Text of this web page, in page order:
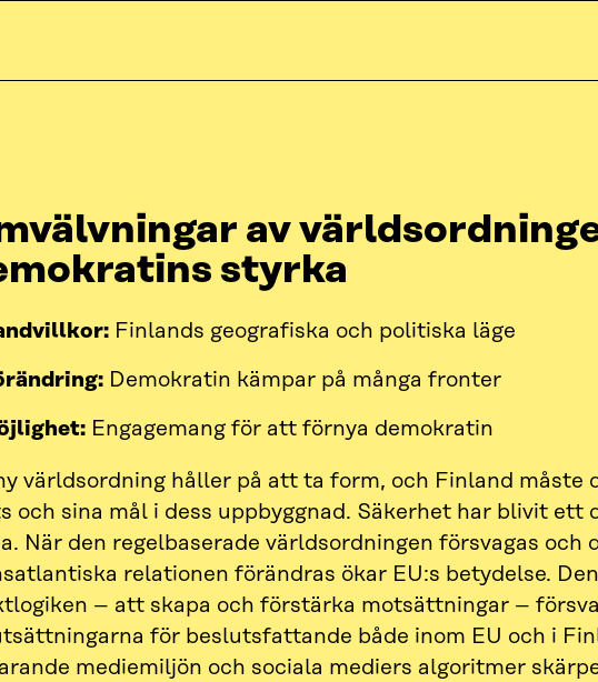
av
styrka
Finlands geografiska och politiska läge
Demokratin kämpar på många fronter
Engagemang för att förnya demokratin
världsordning håller på att ta form, och Finland måste
och sina mål i dess uppbyggnad. Säkerhet har blivit ett
När den regelbaserade världsordningen försvagas och
relationen förändras ökar EU:s betydelse.
– att skapa och förstärka motsättningar –
för beslutsfattande både inom EU och i
mediemiljön och sociala mediers algoritmer